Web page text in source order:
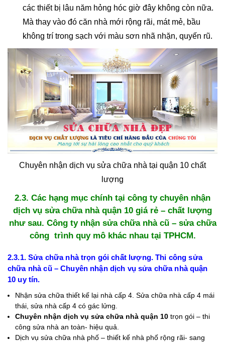
các thiết bị lâu năm hỏng hóc giờ đây không còn nữa.
Mà thay vào đó căn nhà mới rộng rãi, mát mẻ, bầu
không trí trong sạch với màu sơn nhã nhặn, quyến rũ.
Chuyên nhận dịch vụ sửa chữa nhà tại quận 10 chất
lượng
2.3. Các hạng mục chính tại công ty chuyên nhận
dịch vụ sửa chữa nhà quận 10 giá rẻ – chất lượng
như sau. Công ty nhận sửa chữa nhà cũ – sửa chữa
công trình quy mô khác nhau tại TPHCM.
2.3.1. Sửa chữa nhà trọn gói chất lượng. Thi công sửa
chữa nhà cũ – Chuyên nhận dịch vụ sửa chữa nhà quận
10 uy tín.
Nhận sửa chữa thiết kế lại nhà cấp 4. Sửa chữa nhà cấp 4 mái
thái, sửa nhà cấp 4 có gác lửng.
Chuyên nhận dịch vụ sửa chữa nhà quận 10 trọn gói – thi
công sửa nhà an toàn- hiệu quả.
Dịch vụ sửa chữa nhà phố – thiết kế nhà phố rộng rãi- sang